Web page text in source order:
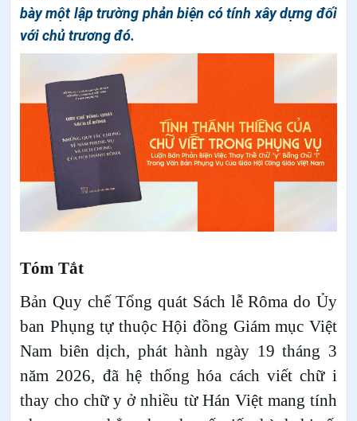
bày một lập trường phản biện có tính xây dựng đối
với chủ trương đó.
Tóm Tắt
Bản Quy chế Tổng quát Sách lễ Rôma do Ủy
ban Phụng tự thuộc Hội đồng Giám mục Việt
Nam biên dịch, phát hành ngày 19 tháng 3
năm 2026, đã hệ thống hóa cách viết chữ i
thay cho chữ y ở nhiều từ Hán Việt mang tính